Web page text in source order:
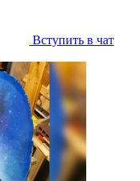
Вступить в чат